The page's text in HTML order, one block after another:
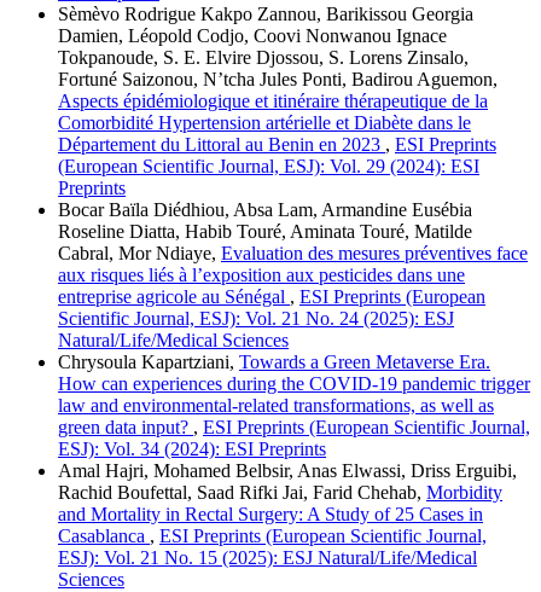
Sèmèvo Rodrigue Kakpo Zannou, Barikissou Georgia
Damien, Léopold Codjo, Coovi Nonwanou Ignace
Tokpanoude, S. E. Elvire Djossou, S. Lorens Zinsalo,
Fortuné Saizonou, N’tcha Jules Ponti, Badirou Aguemon,
Aspects épidémiologique et itinéraire thérapeutique de la
Comorbidité Hypertension artérielle et Diabète dans le
Département du Littoral au Benin en 2023 , ESI Preprints
(European Scientific Journal, ESJ): Vol. 29 (2024): ESI
Preprints
Bocar Baïla Diédhiou, Absa Lam, Armandine Eusébia
Roseline Diatta, Habib Touré, Aminata Touré, Matilde
Cabral, Mor Ndiaye, Evaluation des mesures préventives face
aux risques liés à l’exposition aux pesticides dans une
entreprise agricole au Sénégal , ESI Preprints (European
Scientific Journal, ESJ): Vol. 21 No. 24 (2025): ESJ
Natural/Life/Medical Sciences
Chrysoula Kapartziani, Towards a Green Metaverse Era.
How can experiences during the COVID-19 pandemic trigger
law and environmental-related transformations, as well as
green data input? , ESI Preprints (European Scientific Journal,
ESJ): Vol. 34 (2024): ESI Preprints
Amal Hajri, Mohamed Belbsir, Anas Elwassi, Driss Erguibi,
Rachid Boufettal, Saad Rifki Jai, Farid Chehab, Morbidity
and Mortality in Rectal Surgery: A Study of 25 Cases in
Casablanca , ESI Preprints (European Scientific Journal,
ESJ): Vol. 21 No. 15 (2025): ESJ Natural/Life/Medical
Sciences